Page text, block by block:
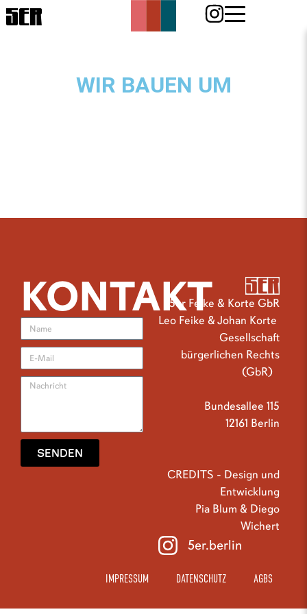
5ER
WIR BAUEN UM
KONTAKT
SENDEN
5er Feike & Korte GbR
Leo Feike & Johan Korte
Gesellschaft
bürgerlichen Rechts
(GbR)
Bundesallee 115
12161 Berlin
CREDITS - Design und
Entwicklung
Pia Blum & Diego
Wichert
5er.berlin
IMPRESSUM DATENSCHUTZ AGBS